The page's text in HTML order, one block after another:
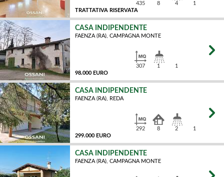
TRATTATIVA RISERVATA
435 8 4 1
CASA INDIPENDENTE
FAENZA (RA), CAMPAGNA MONTE
98.000 EURO
307 1 1
CASA INDIPENDENTE
FAENZA (RA), REDA
299.000 EURO
292 8 2 1
CASA INDIPENDENTE
FAENZA (RA), CAMPAGNA MONTE